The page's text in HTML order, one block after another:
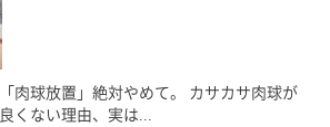
「肉球放置」絶対やめて。 カサカサ肉球が
良くない理由、実は...